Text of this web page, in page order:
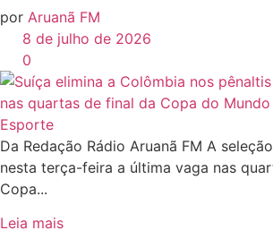
por Aruanã FM
8 de julho de 2026
0
Esporte
Da Redação Rádio Aruanã FM A
nesta terça-feira a última vaga nas
Copa...
Leia mais